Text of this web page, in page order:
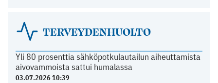
TERVEYDENHUOLTO
Yli 80 prosenttia sähköpotkulautailun aiheuttamista
aivovammoista sattui humalassa
03.07.2026 10:39